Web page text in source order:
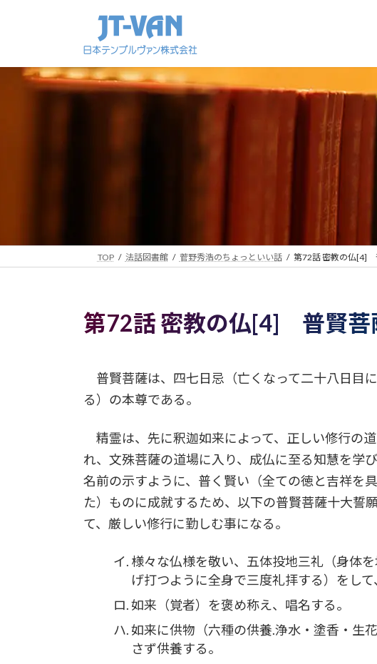
TOP 法話図書館 菅野秀浩のちょっといい話 第72話 密教の仏[4]
第72話 密教の仏[4] 普賢菩
普賢菩薩は、四七日忌（亡くなって二十八日目
る）の本尊である。
精霊は、先に釈迦如来によって、正しい修行の
れ、文殊菩薩の道場に入り、成仏に至る知慧を学
名前の示すように、普く賢い（全ての徳と吉祥を
た）ものに成就するため、以下の普賢菩薩十大誓
て、厳しい修行に勤しむ事になる。
様々な仏様を敬い、五体投地三礼（身体
げ打つように全身で三度礼拝する）をして
如来（覚者）を褒め称え、唱名する。
如来に供物（六種の供養.浄水・塗香・生
さず供養する。